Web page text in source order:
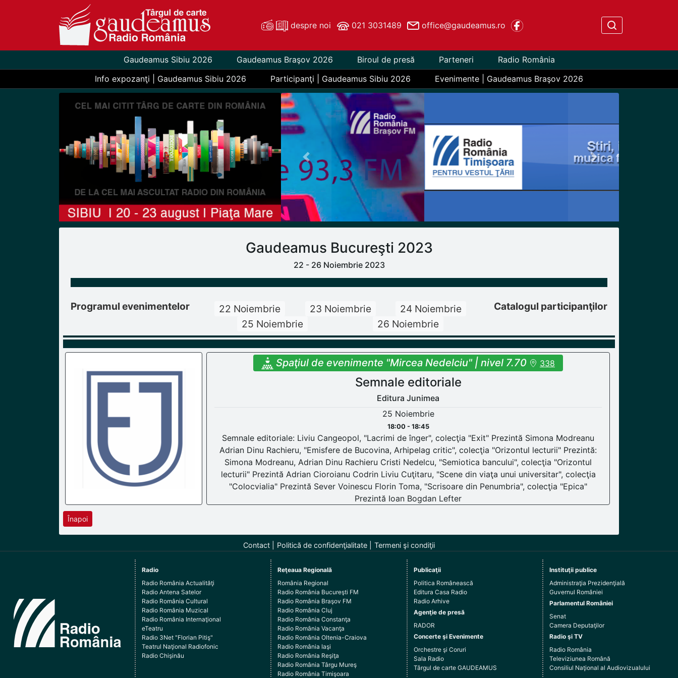
despre noi 021 3031489 office@gaudeamus.ro
Gaudeamus Sibiu 2026 Gaudeamus Braşov 2026 Biroul de presă Parteneri
Radio România
Info expozanţi | Gaudeamus Sibiu 2026
Participanţi | Gaudeamus Sibiu 2026 Evenimente | Gaudeamus Braşov 2026
Previous Next
Gaudeamus Bucureşti 2023
22 - 26 Noiembrie 2023
Programul evenimentelor 22 Noiembrie 23 Noiembrie
24 Noiembrie
25 Noiembrie
26 Noiembrie
Catalogul participanţilor
Spaţiul de evenimente "Mircea Nedelciu" | nivel 7.70 338
Semnale editoriale
Editura Junimea
25 Noiembrie
18:00 - 18:45
Semnale editoriale: Liviu Cangeopol, "Lacrimi de înger", colecţia "Exit" Prezintă Simona Modreanu
Adrian Dinu Rachieru, "Emisfere de Bucovina, Arhipelag critic", colecţia "Orizontul lecturii" Prezintă:
Simona Modreanu, Adrian Dinu Rachieru Cristi Nedelcu, "Semiotica bancului", colecţia "Orizontul
lecturii" Prezintă Adrian Cioroianu Codrin Liviu Cuţitaru, "Scene din viaţa unui universitar", colecţia
"Colocvialia" Prezintă Sever Voinescu Florin Toma, "Scrisoare din Penumbria", colecţia "Epica"
Prezintă Ioan Bogdan Lefter
Înapoi
Contact Politică de confidenţialitate Termeni şi condiţii
Radio
Radio România Actualităţi
Radio Antena Satelor
Radio România Cultural
Radio România Muzical
Radio România Internaţional
eTeatru
Radio 3Net "Florian Pitiş"
Teatrul Naţional Radiofonic
Radio Chişinău
Reţeaua Regională
România Regional
Radio România Bucureşti FM
Radio România Braşov FM
Radio România Cluj
Radio România Constanţa
Radio România Vacanţa
Radio România Oltenia-Craiova
Radio România Iaşi
Radio România Reşiţa
Radio România Târgu Mureş
Radio România Timişoara
Publicaţii
Politica Românească
Editura Casa Radio
Radio Arhive
Agenţie de presă
RADOR
Concerte şi Evenimente
Orchestre şi Coruri
Sala Radio
Târgul de carte GAUDEAMUS
Instituţii publice
Administraţia Prezidenţială
Guvernul României
Parlamentul României
Senat
Camera Deputaţilor
Radio şi TV
Radio România
Televiziunea Română
Consiliul Naţional al Audiovizualului